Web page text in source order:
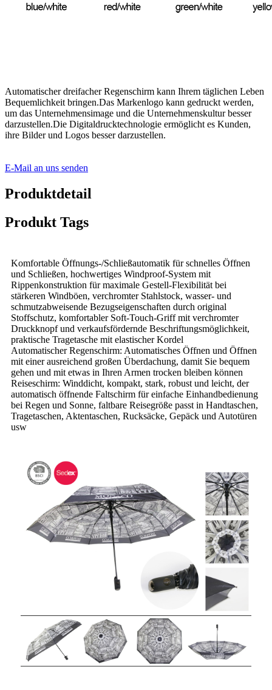
Automatischer dreifacher Regenschirm kann Ihrem täglichen Leben
Bequemlichkeit bringen.Das Markenlogo kann gedruckt werden,
um das Unternehmensimage und die Unternehmenskultur besser
darzustellen.Die Digitaldrucktechnologie ermöglicht es Kunden,
ihre Bilder und Logos besser darzustellen.
E-Mail an uns senden
Produktdetail
Produkt Tags
Komfortable Öffnungs-/Schließautomatik für schnelles Öffnen
und Schließen, hochwertiges Windproof-System mit
Rippenkonstruktion für maximale Gestell-Flexibilität bei
stärkeren Windböen, verchromter Stahlstock, wasser- und
schmutzabweisende Bezugseigenschaften durch original
Stoffschutz, komfortabler Soft-Touch-Griff mit verchromter
Druckknopf und verkaufsfördernde Beschriftungsmöglichkeit,
praktische Tragetasche mit elastischer Kordel
Automatischer Regenschirm: Automatisches Öffnen und Öffnen
mit einer ausreichend großen Überdachung, damit Sie bequem
gehen und mit etwas in Ihren Armen trocken bleiben können
Reiseschirm: Winddicht, kompakt, stark, robust und leicht, der
automatisch öffnende Faltschirm für einfache Einhandbedienung
bei Regen und Sonne, faltbare Reisegröße passt in Handtaschen,
Tragetaschen, Aktentaschen, Rucksäcke, Gepäck und Autotüren
usw